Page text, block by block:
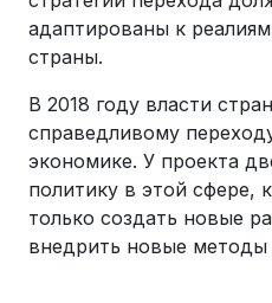
адаптированы к
страны.
В 2018 году власти
справедливому
экономике. У проекта
политику в этой сфере,
только создать новые
внедрить новые методы